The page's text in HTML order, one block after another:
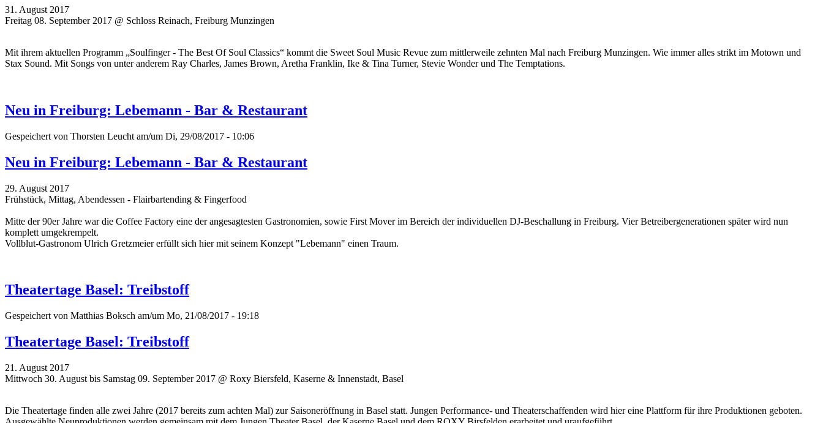
31. August 2017
Freitag 08. September 2017 @ Schloss Reinach, Freiburg Munzingen
Mit ihrem aktuellen Programm „Soulfinger - The Best Of Soul Classics“ kommt die Sweet Soul Music Revue zum mittlerweile zehnten Mal nach Freiburg Munzingen. Wie immer alles strikt im Motown und
Stax Sound. Mit Songs von unter anderem Ray Charles, James Brown, Aretha Franklin, Ike & Tina Turner, Stevie Wonder und The Temptations.
Neu in Freiburg: Lebemann - Bar & Restaurant
Gespeichert von Thorsten Leucht am/um Di, 29/08/2017 - 10:06
Neu in Freiburg: Lebemann - Bar & Restaurant
29. August 2017
Frühstück, Mittag, Abendessen - Flairbartending & Fingerfood
Mitte der 90er Jahre war die Coffee Factory eine der angesagtesten Gastronomien, sowie First Mover im Bereich der individuellen DJ-Beschallung in Freiburg. Vier Betreibergenerationen später wird nun
komplett umgekrempelt.
Vollblut-Gastronom Ulrich Gretzmeier erfüllt sich hier mit seinem Konzept "Lebemann" einen Traum.
Theatertage Basel: Treibstoff
Gespeichert von Matthias Boksch am/um Mo, 21/08/2017 - 19:18
Theatertage Basel: Treibstoff
21. August 2017
Mittwoch 30. August bis Samstag 09. September 2017 @ Roxy Biersfeld, Kaserne & Innenstadt, Basel
Die Theatertage finden alle zwei Jahre (2017 bereits zum achten Mal) zur Saisoneröffnung in Basel statt. Jungen Performance- und Theaterschaffenden wird hier eine Plattform für ihre Produktionen geboten.